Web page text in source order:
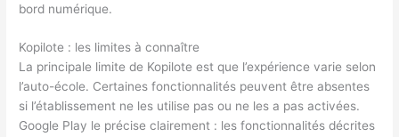
bord numérique.
Kopilote : les limites à connaître
La principale limite de Kopilote est que l’expérience varie selon
l’auto-école. Certaines fonctionnalités peuvent être absentes
si l’établissement ne les utilise pas ou ne les a pas activées.
Google Play le précise clairement : les fonctionnalités décrites